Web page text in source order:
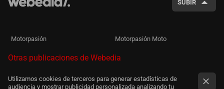
SUBIR
Motorpasión Motorpasión Moto
Otras publicaciones de Webedia
Utilizamos cookies de terceros para generar estadísticas de
audiencia y mostrar publicidad personalizada analizando tu